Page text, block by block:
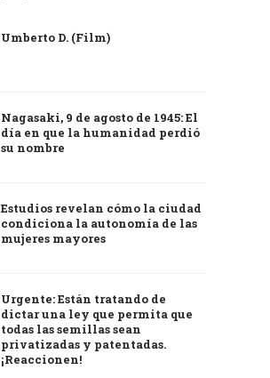
Umberto D. (Film)
Nagasaki, 9 de agosto de 1945: El
día en que la humanidad perdió
su nombre
Estudios revelan cómo la ciudad
condiciona la autonomía de las
mujeres mayores
Urgente: Están tratando de
dictar una ley que permita que
todas las semillas sean
privatizadas y patentadas.
¡Reaccionen!